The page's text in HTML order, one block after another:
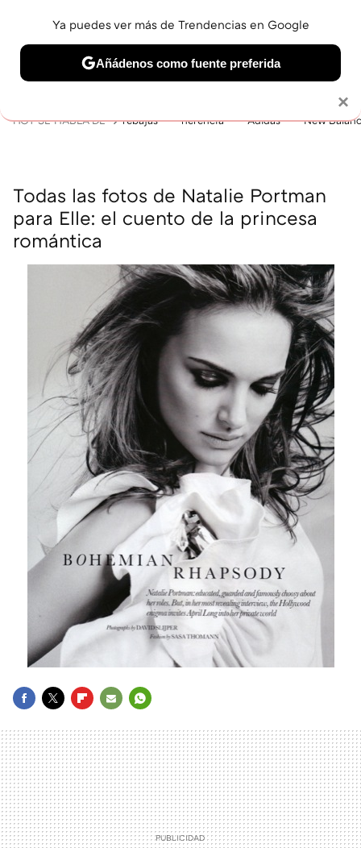
BELLEZA SHOPPING VIAJES GASTRO SNEAKERS
HOY SE HABLA DE rebajas herencia Adidas New
Todas las fotos de Natalie Portman
para Elle: el cuento de la princesa
romántica
MAIL
×
Ya puedes ver más de Trendencias en Google
Añádenos como fuente preferida